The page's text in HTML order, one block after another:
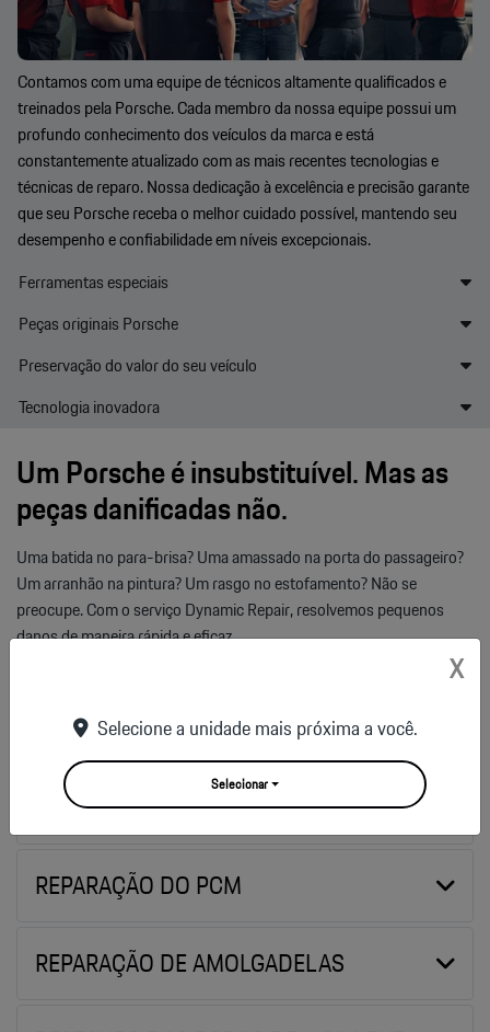
Contamos com uma equipe de técnicos altamente qualificados e
treinados pela Porsche. Cada membro da nossa equipe possui um
profundo conhecimento dos veículos da marca e está
constantemente atualizado com as mais recentes tecnologias e
técnicas de reparo. Nossa dedicação à excelência e precisão garante
que seu Porsche receba o melhor cuidado possível, mantendo seu
desempenho e confiabilidade em níveis excepcionais.
Ferramentas especiais
Peças originais Porsche
Preservação do valor do seu veículo
Tecnologia inovadora
Um Porsche é insubstituível. Mas as
peças danificadas não.
Uma batida no para-brisa? Uma amassado na porta do passageiro?
Um arranhão na pintura? Um rasgo no estofamento? Não se
preocupe. Com o serviço Dynamic Repair, resolvemos pequenos
danos de maneira rápida e eficaz.
REPARAÇÃO DE VIDROS
REPARAÇÃO DA PINTURA
REPARAÇÃO DO PCM
REPARAÇÃO DE AMOLGADELAS
X
Selecione a unidade mais próxima a você.
Selecionar